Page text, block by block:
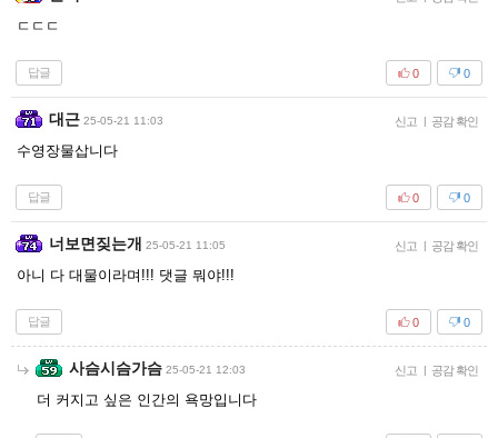
ㄷㄷㄷ
답글 0
0
대근 25-05-21 11:03 신고 | 공감 확인
수영장물삽니다
답글 0
0
너보면짖는개 25-05-21 11:05 신고 | 공감 확인
아니 다 대물이라며!!! 댓글 뭐야!!!
답글 0
0
사슴시슴가슴 25-05-21 12:03 신고 | 공감 확인
더 커지고 싶은 인간의 욕망입니다